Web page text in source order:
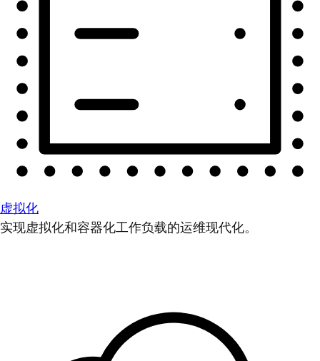
虚拟化
实现虚拟化和容器化工作负载的运维现代化。